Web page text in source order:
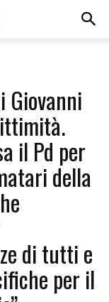
Giovanni
il Pd per
della
di tutti e
per il